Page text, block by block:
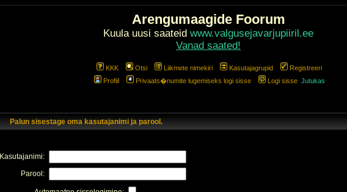
Arengumaagide Foorum
Kuula uusi saateid www.valgusejavarjupiiril.ee
Vanad saated!
KKK Otsi Liikmete nimekiri Kasutajagrupid
Registreeri
Profiil
Privaats�numite lugemiseks logi sisse Logi sisse Jutukas
Palun sisestage oma kasutajanimi ja parool.
Kasutajanimi:
Parool: